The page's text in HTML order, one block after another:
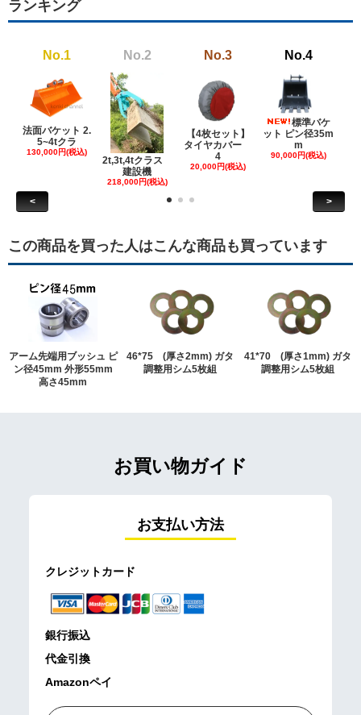
ランキング
No.1
法面バケット 2.
5~4tクラ
130,000円(税込)
No.2
2t,3t,4tクラス
建設機
218,000円(税込)
No.3
【4枚セット】
タイヤカバー
4
20,000円(税込)
No.4
標準バケ
ット ピン径35m
m
90,000円(税込)
< >
この商品を買った人はこんな商品も買っています
アーム先端用ブッシュ ピ
ン径45mm 外形55mm
高さ45mm
46*75 (厚さ2mm) ガタ
調整用シム5枚組
41*70 (厚さ1mm) ガタ
調整用シム5枚組
お買い物ガイド
お支払い方法
クレジットカード
銀行振込
代金引換
Amazonペイ